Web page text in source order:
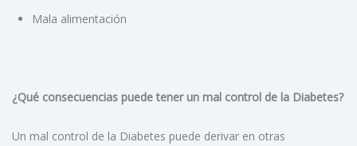
Mala alimentación
¿Qué consecuencias puede tener un mal control de la Diabetes?
Un mal control de la Diabetes puede derivar en otras